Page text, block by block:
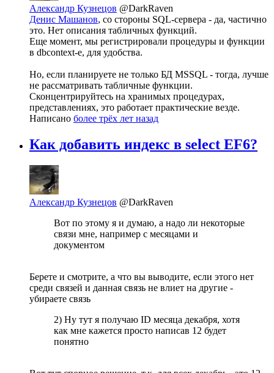
Александр Кузнецов @DarkRaven
Денис Машанов, со стороны SQL-сервера - да, частично
это. Нет описания табличных функций.
Еще момент, мы регистрировали процедуры и функции
в dbcontext-е, для удобства.
Но, если планируете не только БД MSSQL - тогда, лучше
не рассматривать табличные функции.
Сконцентрируйтесь на хранимых процедурах,
представлениях, это работает практические везде.
Написано более трёх лет назад
Как добавить индекс в select EF6?
Александр Кузнецов @DarkRaven
Вот по этому я и думаю, а надо ли некоторые
связи мне, например с месяцами и
документом
Берете и смотрите, а что вы выводите, если этого нет
среди связей и данная связь не влиет на другие -
убираете связь
2) Ну тут я получаю ID месяца декабря, хотя
как мне кажется просто написав 12 будет
понятно